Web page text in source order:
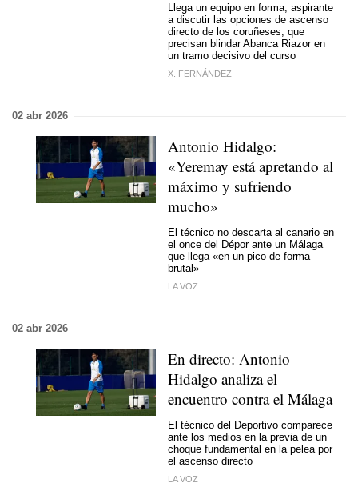
Llega un equipo en forma, aspirante
a discutir las opciones de ascenso
directo de los coruñeses, que
precisan blindar Abanca Riazor en
un tramo decisivo del curso
X. FERNÁNDEZ
02 abr 2026
Antonio Hidalgo:
«Yeremay está apretando al
máximo y sufriendo
mucho»
El técnico no descarta al canario en
el once del Dépor ante un Málaga
que llega «en un pico de forma
brutal»
LA VOZ
02 abr 2026
En directo: Antonio
Hidalgo analiza el
encuentro contra el Málaga
El técnico del Deportivo comparece
ante los medios en la previa de un
choque fundamental en la pelea por
el ascenso directo
LA VOZ